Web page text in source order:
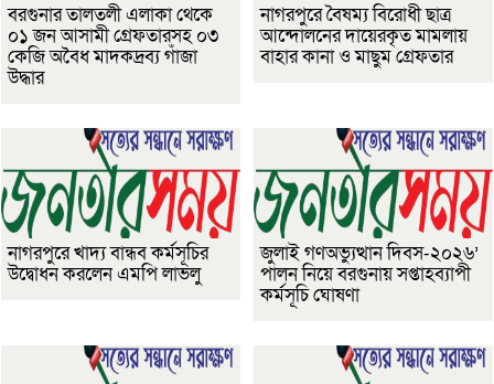
বরগুনার তালতলী এলাকা থেকে
০১ জন আসামী গ্রেফতারসহ ০৩
কেজি অবৈধ মাদকদ্রব্য গাঁজা
উদ্ধার
নাগরপুরে বৈষম্য বিরোধী ছাত্র
আন্দোলনের দায়েরকৃত মামলায়
বাহার কানা ও মাছুম গ্রেফতার
নাগরপুরে খাদ্য বান্ধব কর্মসূচির
উদ্বোধন করলেন এমপি লাভলু
জুলাই গণঅভ্যুত্থান দিবস-২০২৬’
পালন নিয়ে বরগুনায় সপ্তাহব্যাপী
কর্মসূচি ঘোষণা